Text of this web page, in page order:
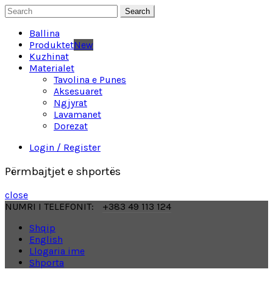
Search
Ballina
ProduktetNew
Kuzhinat
Materialet
Tavolina e Punes
Aksesuaret
Ngjyrat
Lavamanet
Dorezat
Login / Register
Përmbajtjet e shportës
close
NUMRI I TELEFONIT:
+383 49 113 124
Shqip
English
Llogaria ime
Shporta